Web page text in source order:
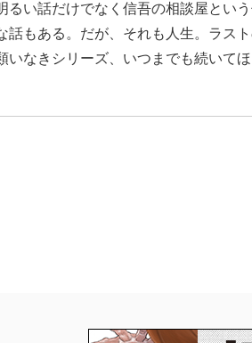
い話だけでなく信吾の相談屋とい
話もある。だが、それも人生。ラス
いなきシリーズ、いつまでも続いてほ